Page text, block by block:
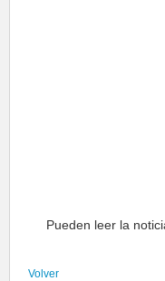
Pueden leer la
Volver